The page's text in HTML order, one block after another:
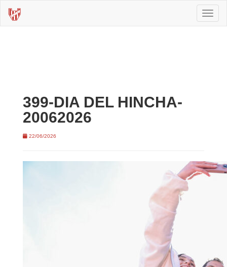
399-DIA DEL HINCHA-
20062026
22/06/2026